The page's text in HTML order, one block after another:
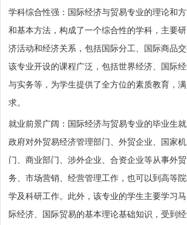
学科综合性强 ：国际经济与贸易专业的理论和
和基本方法，构成了一个综合性的学科，主要
济活动和经济关系，包括国际分工、国际商品交
该专业开设的课程广泛，包括世界经济、国际
与实务等，为学生提供了全方位的素质教育，
求。
就业前景广阔 ：国际经济与贸易专业的毕业生
政府对外贸易经济管理部门、外贸企业、国家
门、商业部门、涉外企业、合资企业等从事外
务、市场营销、经营管理工作，也可以到高等
学及科研工作。此外，该专业的学生主要学习
际经济、国际贸易的基本理论基础知识，受到